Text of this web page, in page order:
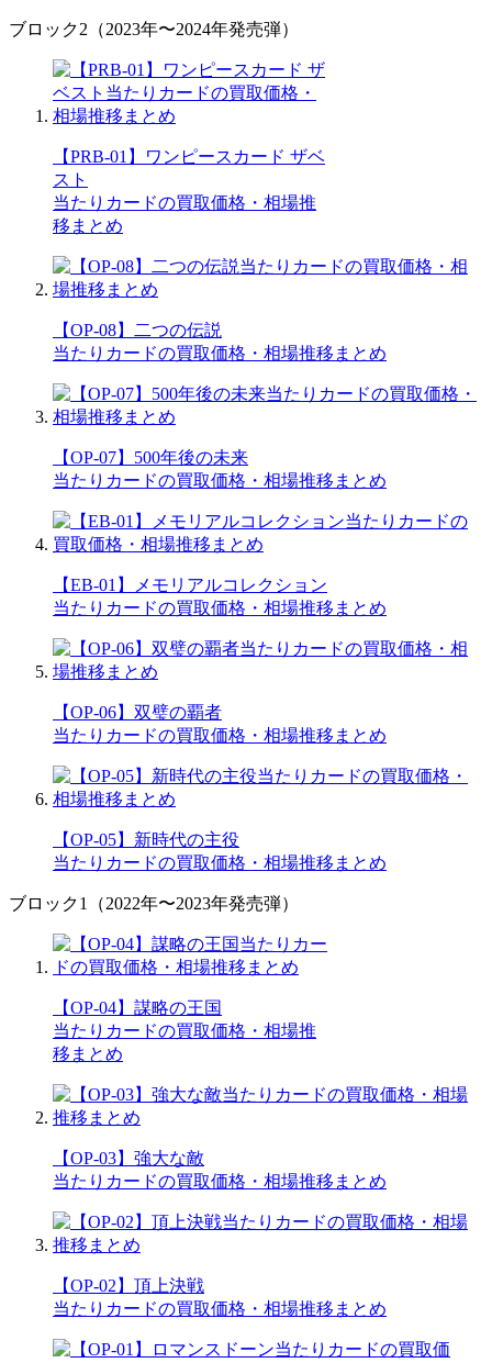
ブロック2（2023年〜2024年発売弾）
【PRB-01】ワンピースカード ザベ
スト
当たりカードの買取価格・相場推
移まとめ
【OP-08】二つの伝説
当たりカードの買取価格・相場推移まとめ
【OP-07】500年後の未来
当たりカードの買取価格・相場推移まとめ
【EB-01】メモリアルコレクション
当たりカードの買取価格・相場推移まとめ
【OP-06】双璧の覇者
当たりカードの買取価格・相場推移まとめ
【OP-05】新時代の主役
当たりカードの買取価格・相場推移まとめ
ブロック1（2022年〜2023年発売弾）
【OP-04】謀略の王国
当たりカードの買取価格・相場推
移まとめ
【OP-03】強大な敵
当たりカードの買取価格・相場推移まとめ
【OP-02】頂上決戦
当たりカードの買取価格・相場推移まとめ